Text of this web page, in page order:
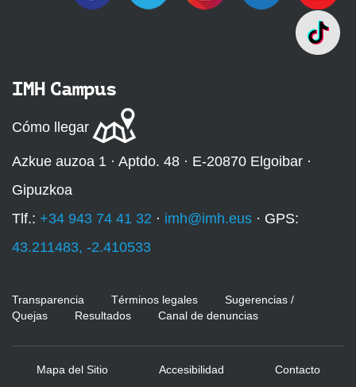
IMH Campus
Cómo llegar
Azkue auzoa 1 · Aptdo. 48 · E-20870 Elgoibar ·
Gipuzkoa
Tlf.: +34 943 74 41 32 · imh@imh.eus · GPS:
43.211483, -2.410533
Transparencia Términos legales
Sugerencias /
Quejas
Resultados Canal de denuncias
Mapa del Sitio Accesibilidad Contacto